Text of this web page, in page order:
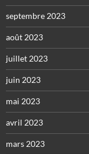
septembre 2023
août 2023
juillet 2023
juin 2023
mai 2023
avril 2023
mars 2023